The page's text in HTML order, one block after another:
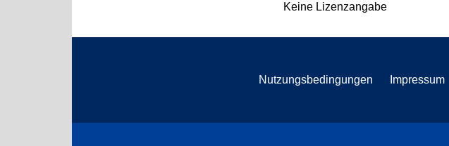
Keine Lizenzangabe
Nutzungsbedingungen Impressum